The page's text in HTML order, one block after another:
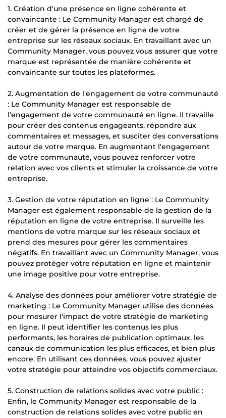
1. Création d'une présence en ligne cohérente et
convaincante : Le Community Manager est chargé de
créer et de gérer la présence en ligne de votre
entreprise sur les réseaux sociaux. En travaillant avec un
Community Manager, vous pouvez vous assurer que votre
marque est représentée de manière cohérente et
convaincante sur toutes les plateformes.
2. Augmentation de l'engagement de votre communauté
: Le Community Manager est responsable de
l'engagement de votre communauté en ligne. Il travaille
pour créer des contenus engageants, répondre aux
commentaires et messages, et susciter des conversations
autour de votre marque. En augmentant l'engagement
de votre communauté, vous pouvez renforcer votre
relation avec vos clients et stimuler la croissance de votre
entreprise.
3. Gestion de votre réputation en ligne : Le Community
Manager est également responsable de la gestion de la
réputation en ligne de votre entreprise. Il surveille les
mentions de votre marque sur les réseaux sociaux et
prend des mesures pour gérer les commentaires
négatifs. En travaillant avec un Community Manager, vous
pouvez protéger votre réputation en ligne et maintenir
une image positive pour votre entreprise.
4. Analyse des données pour améliorer votre stratégie de
marketing : Le Community Manager utilise des données
pour mesurer l'impact de votre stratégie de marketing
en ligne. Il peut identifier les contenus les plus
performants, les horaires de publication optimaux, les
canaux de communication les plus efficaces, et bien plus
encore. En utilisant ces données, vous pouvez ajuster
votre stratégie pour atteindre vos objectifs commerciaux.
5. Construction de relations solides avec votre public :
Enfin, le Community Manager est responsable de la
construction de relations solides avec votre public en